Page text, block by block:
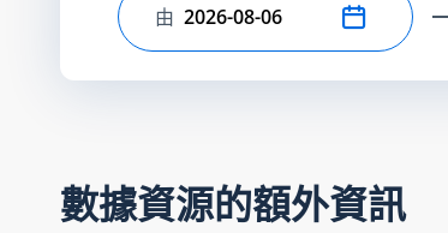
選擇開始日期
由
數據資源的額外資訊